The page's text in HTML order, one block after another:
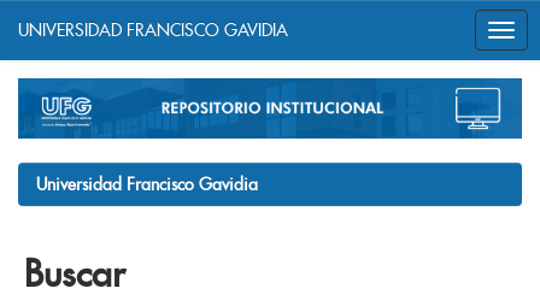
navigation
UNIVERSIDAD FRANCISCO GAVIDIA
Universidad Francisco Gavidia
Buscar